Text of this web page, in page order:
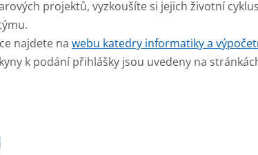
projektů, vyzkoušíte si jejich životní
najdete na webu katedry informatiky a
k podání přihlášky jsou uvedeny na